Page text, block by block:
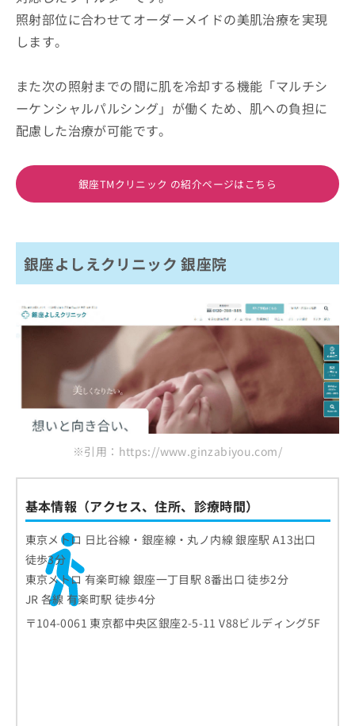
照射部位に合わせてオーダーメイドの美肌治療を実現
します。
また次の照射までの間に肌を冷却する機能「マルチシ
ーケンシャルパルシング」が働くため、肌への負担に
配慮した治療が可能です。
銀座TMクリニック の紹介ページはこちら
銀座よしえクリニック 銀座院
※引用：https://www.ginzabiyou.com/
基本情報（アクセス、住所、診療時間）
東京メトロ 日比谷線・銀座線・丸ノ内線 銀座駅 A13出口
徒歩3分
東京メトロ 有楽町線 銀座一丁目駅 8番出口 徒歩2分
JR 各線 有楽町駅 徒歩4分
〒104-0061 東京都中央区銀座2-5-11 V88ビルディング5F